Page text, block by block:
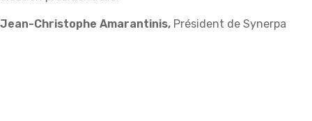
Jean-Christophe Amarantinis, Président de Synerpa